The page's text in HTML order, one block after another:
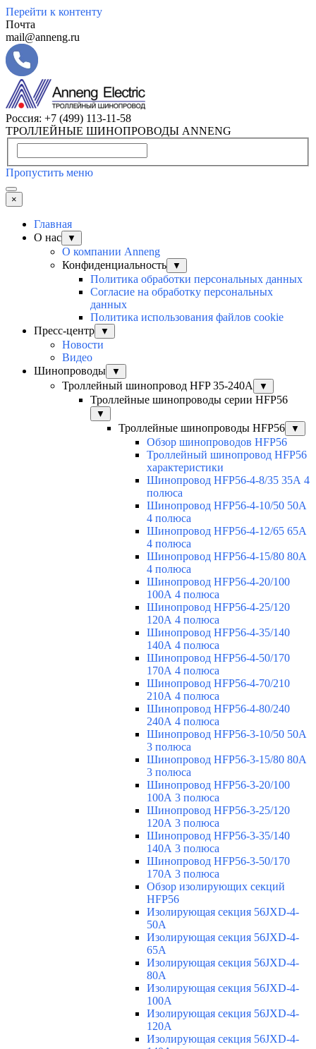
Перейти к контенту
Почта
mail@anneng.ru
Россия: +7 (499) 113-11-58
ТРОЛЛЕЙНЫЕ ШИНОПРОВОДЫ ANNENG
Пропустить меню
×
Главная
О нас
▼
О компании Anneng
Конфиденциальность
▼
Политика обработки персональных данных
Согласие на обработку персональных
данных
Политика использования файлов cookie
Пресс-центр
▼
Новости
Видео
Шинопроводы
▼
Троллейный шинопровод HFP 35-240А ▼
Троллейные шинопроводы серии HFP56
▼
Троллейные шинопроводы HFP56 ▼
Обзор шинопроводов HFP56
Троллейный шинопровод HFP56
характеристики
Шинопровод HFP56-4-8/35 35А 4
полюса
Шинопровод HFP56-4-10/50 50А
4 полюса
Шинопровод HFP56-4-12/65 65А
4 полюса
Шинопровод HFP56-4-15/80 80А
4 полюса
Шинопровод HFP56-4-20/100
100А 4 полюса
Шинопровод HFP56-4-25/120
120А 4 полюса
Шинопровод HFP56-4-35/140
140А 4 полюса
Шинопровод HFP56-4-50/170
170А 4 полюса
Шинопровод HFP56-4-70/210
210А 4 полюса
Шинопровод HFP56-4-80/240
240А 4 полюса
Шинопровод HFP56-3-10/50 50А
3 полюса
Шинопровод HFP56-3-15/80 80А
3 полюса
Шинопровод HFP56-3-20/100
100А 3 полюса
Шинопровод HFP56-3-25/120
120А 3 полюса
Шинопровод HFP56-3-35/140
140А 3 полюса
Шинопровод HFP56-3-50/170
170А 3 полюса
Обзор изолирующих секций
HFP56
Изолирующая секция 56JXD-4-
50A
Изолирующая секция 56JXD-4-
65A
Изолирующая секция 56JXD-4-
80A
Изолирующая секция 56JXD-4-
100A
Изолирующая секция 56JXD-4-
120A
Изолирующая секция 56JXD-4-